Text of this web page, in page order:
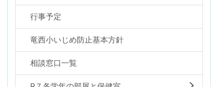
行事予定
竜西小いじめ防止基本方針
相談窓口一覧